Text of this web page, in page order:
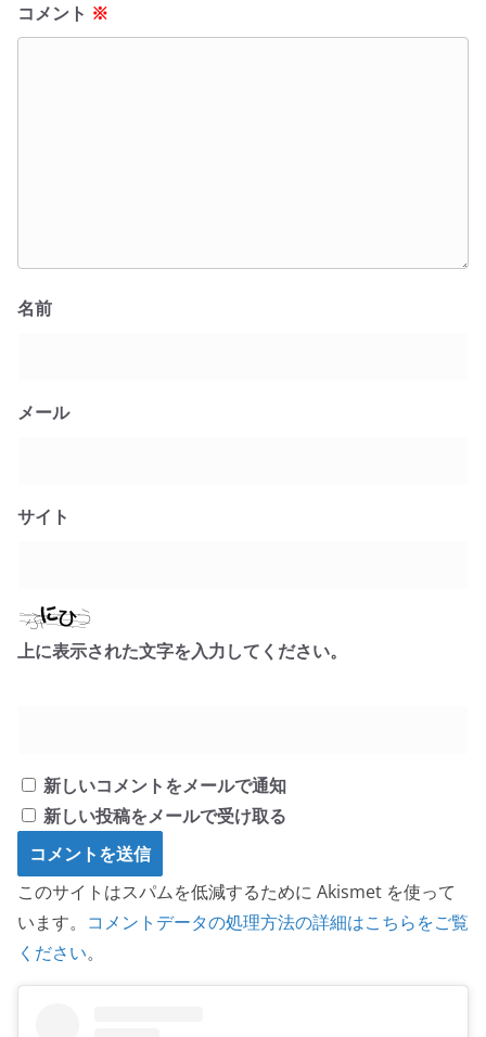
コメント ※
名前
メール
サイト
上に表示された文字を入力してください。
新しいコメントをメールで通知
新しい投稿をメールで受け取る
このサイトはスパムを低減するために Akismet を使って
います。 コメントデータの処理方法の詳細はこちらをご覧
ください。